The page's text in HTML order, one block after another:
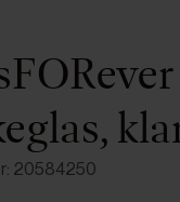
20584250